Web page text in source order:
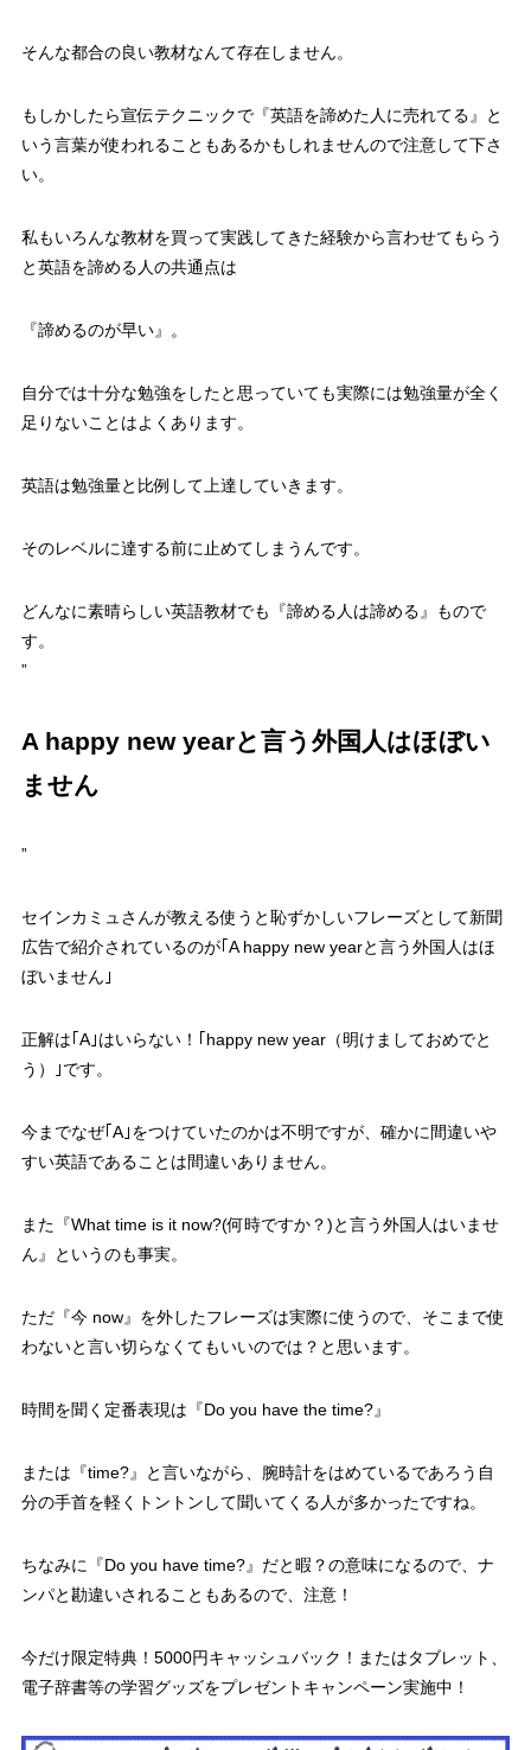
そんな都合の良い教材なんて存在しません。
もしかしたら宣伝テクニックで『英語を諦めた人に売れてる』と
いう言葉が使われることもあるかもしれませんので注意して下さ
い。
私もいろんな教材を買って実践してきた経験から言わせてもらう
と英語を諦める人の共通点は
『諦めるのが早い』 。
自分では十分な勉強をしたと思っていても実際には勉強量が全く
足りないことはよくあります。
英語は勉強量と比例して上達していきます。
そのレベルに達する前に止めてしまうんです。
どんなに素晴らしい英語教材でも『諦める人は諦める』
もので
す。
”
A happy new yearと言う外国人はほぼい
ません
”
セインカミュさんが教える使うと恥ずかしいフレーズとして新聞
広告で紹介されているのが｢A happy new yearと言う外国人はほ
ぼいません｣
正解は｢A｣はいらない！｢happy new year（明けましておめでと
う）｣です。
今までなぜ｢A｣をつけていたのかは不明ですが、確かに間違いや
すい英語であることは間違いありません。
また『What time is it now?(何時ですか？)と言う外国人はいませ
ん』というのも事実。
ただ『今 now』を外したフレーズは実際に使うので、そこまで使
わないと言い切らなくてもいいのでは？と思います。
時間を聞く定番表現は『Do you have the time?』
または『time?』と言いながら、腕時計をはめているであろう自
分の手首を軽くトントンして聞いてくる人が多かったですね。
ちなみに『Do you have time?』だと暇？の意味になるので、ナ
ンパと勘違いされることもあるので、注意！
今だけ限定特典！5000円キャッシュバック！またはタブレット、
電子辞書等の学習グッズをプレゼントキャンペーン実施中！